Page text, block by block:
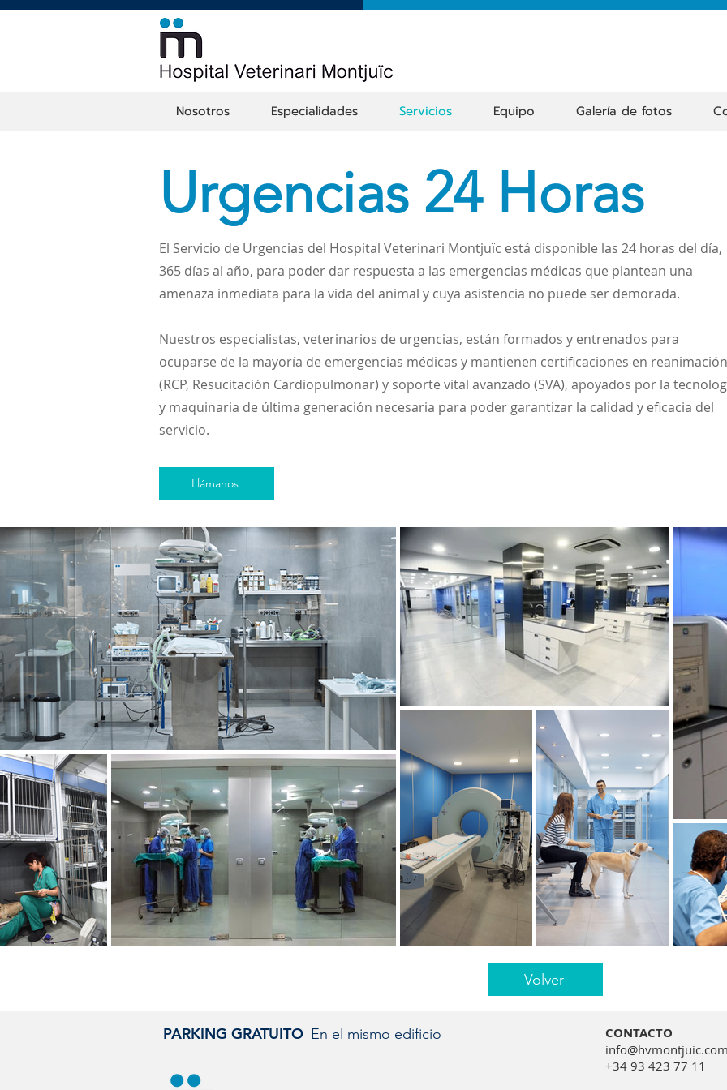
Nosotros Especialidades Servicios Equipo Galería de fotos
Urgencias 24 Horas
El Servicio de Urgencias del Hospital Veterinari Montjuïc está disponible las 24 horas del día,
365 días al año, para poder dar respuesta a las emergencias médicas que plantean una
amenaza inmediata para la vida del animal y cuya asistencia no puede ser demorada.
Nuestros especialistas, veterinarios de urgencias, están formados y entrenados para
ocuparse de la mayoría de emergencias médicas y mantienen certificaciones en reanimación
(RCP, Resucitación Cardiopulmonar) y soporte vital avanzado (SVA), apoyados por la
y maquinaria de última generación necesaria para poder garantizar la calidad y eficacia del
servicio.
Llámanos
Volver
PARKING GRATUITO En el mismo edificio CONTACTO
+34 93 423 77 11